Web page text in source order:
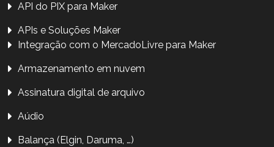
API do PIX para Maker
APIs e Soluções Maker
Integração com o MercadoLivre para Maker
Armazenamento em nuvem
Assinatura digital de arquivo
Aúdio
Balança (Elgin, Daruma, …)